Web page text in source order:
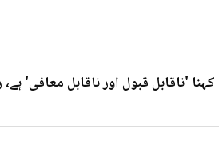
'ناقابل قبول اور ناقابل معافی'